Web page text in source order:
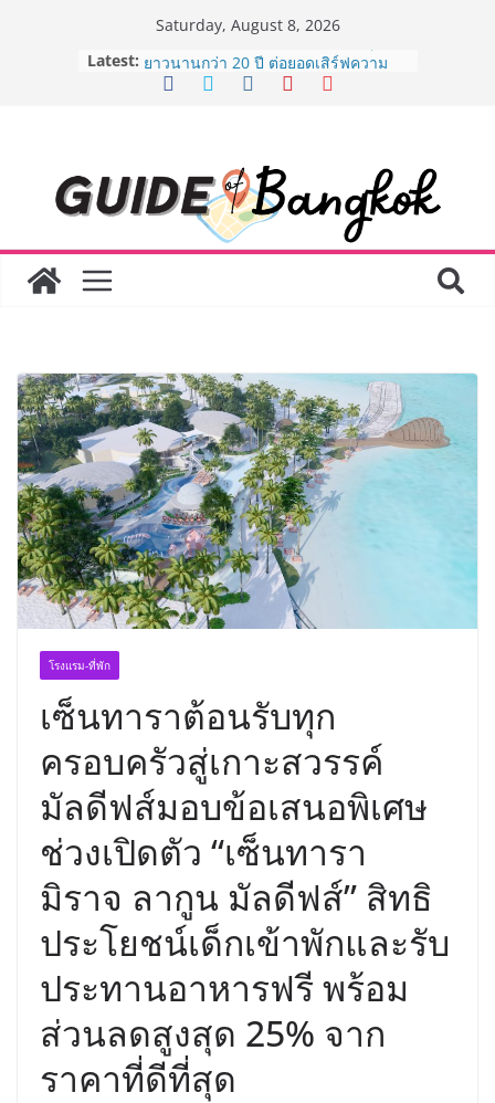
Saturday, August 8, 2026
Latest: AirAsia X SEE FAH พันธมิตรทางธุรกิจ
ยาวนานกว่า 20 ปี ต่อยอดเสิร์ฟความ
“BIO TRADE CONNECT 2026” ยก
ระดับผลิตภัณฑ์ท้องถิ่นสู่ตลาดเชิง
พาณิชย์อย่างยั่งยืน
LORDNINE จัดศึกคนดังสายเกม ไทย
ปะทะ ฟิลิปปินส์ ใน “Rise of the Tenth
ได้เตรียมนักเรียนเพียงเพื่อก้าวเข้าสู่
มหาวิทยาลัยเท่านั้น แต่ยังเตรียมพวก
เขาให้พร้อมเป็นผู้กำหนดอนาคต”
8.8 “ซูเลียน” รวมพลังนักธุรกิจทั่ว
ประเทศ จัดประชุมใหญ่แห่งปี พบ CEO
“ดร.ปิยะวัฒน์” ถ่ายทอดวิสัยทัศน์ธุรกิจ
พร้อมฟรีคอนเสิร์ต “โชค รถแห่” ยกวง
โรงแรม-ที่พัก
เซ็นทาราต้อนรับทุก
ครอบครัวสู่เกาะสวรรค์
มัลดีฟส์มอบข้อเสนอพิเศษ
ช่วงเปิดตัว “เซ็นทารา
มิราจ ลากูน มัลดีฟส์” สิทธิ
ประโยชน์เด็กเข้าพักและรับ
ประทานอาหารฟรี พร้อม
ส่วนลดสูงสุด 25% จาก
ราคาที่ดีที่สุด